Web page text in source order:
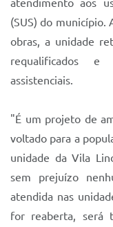
atendimento aos
(SUS) do município.
obras, a unidade
requalificados e
assistenciais.
"É um projeto de
voltado para a
unidade da Vila
sem prejuízo
atendida nas
for reaberta, será